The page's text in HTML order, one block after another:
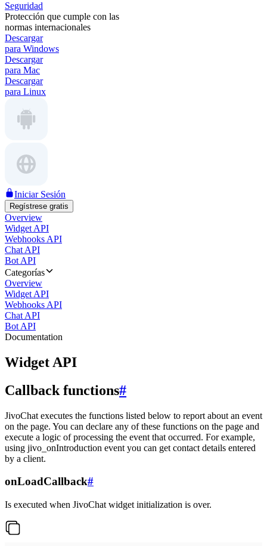
Seguridad
Protección que cumple con las
normas internacionales
Descargar
para Windows
Descargar
para Mac
Descargar
para Linux
Iniciar Sesión
Regístrese gratis
Overview
Widget API
Webhooks API
Chat API
Bot API
Categorías
Overview
Widget API
Webhooks API
Chat API
Bot API
Documentation
Widget API
Callback functions#
JivoChat executes the functions listed below to report about an event
on the page. You can declare any of these functions on the page and
execute a logic of processing the event that occurred. For example,
using jivo_onIntroduction event you can get contact details entered
by a client.
onLoadCallback#
Is executed when JivoChat widget initialization is over.